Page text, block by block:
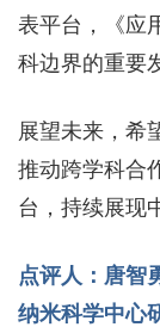
表平台，《应
科边界的重要
展望未来，希
推动跨学科合
台，持续展现
点评人：唐智
纳米科学中心